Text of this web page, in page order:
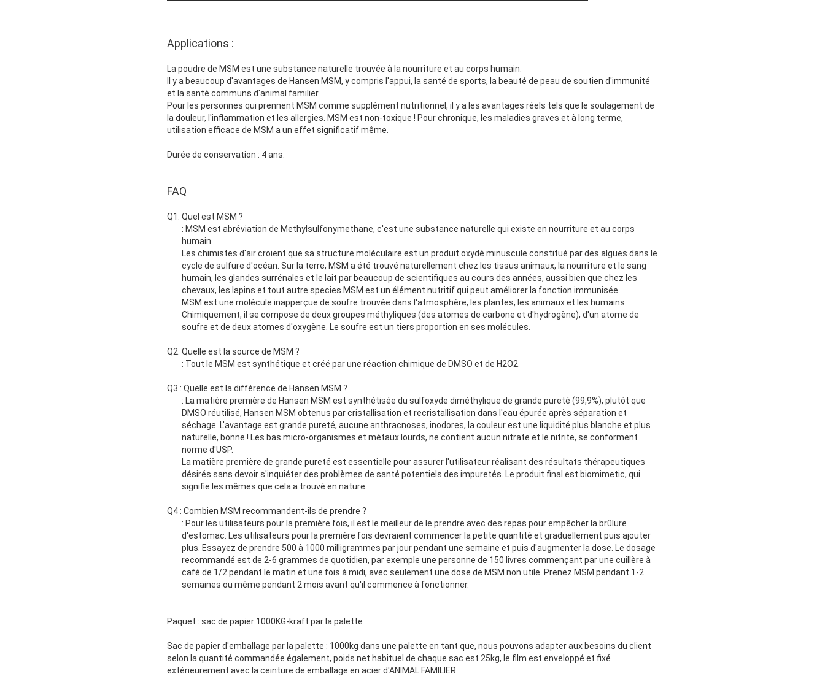
Applications :
La poudre de MSM est une substance naturelle trouvée à la nourriture et au corps humain.
Il y a beaucoup d'avantages de Hansen MSM, y compris l'appui, la santé de sports, la beauté de peau de soutien d'immunité
et la santé communs d'animal familier.
Pour les personnes qui prennent MSM comme supplément nutritionnel, il y a les avantages réels tels que le soulagement de
la douleur, l'inflammation et les allergies. MSM est non-toxique ! Pour chronique, les maladies graves et à long terme,
utilisation efficace de MSM a un effet significatif même.
Durée de conservation : 4 ans.
FAQ
Q1. Quel est MSM ?
: MSM est abréviation de Methylsulfonymethane, c'est une substance naturelle qui existe en nourriture et au corps
humain.
Les chimistes d'air croient que sa structure moléculaire est un produit oxydé minuscule constitué par des algues dans le
cycle de sulfure d'océan. Sur la terre, MSM a été trouvé naturellement chez les tissus animaux, la nourriture et le sang
humain, les glandes surrénales et le lait par beaucoup de scientifiques au cours des années, aussi bien que chez les
chevaux, les lapins et tout autre species.MSM est un élément nutritif qui peut améliorer la fonction immunisée.
MSM est une molécule inapperçue de soufre trouvée dans l'atmosphère, les plantes, les animaux et les humains.
Chimiquement, il se compose de deux groupes méthyliques (des atomes de carbone et d'hydrogène), d'un atome de
soufre et de deux atomes d'oxygène. Le soufre est un tiers proportion en ses molécules.
Q2. Quelle est la source de MSM ?
: Tout le MSM est synthétique et créé par une réaction chimique de DMSO et de H2O2.
Q3 : Quelle est la différence de Hansen MSM ?
: La matière première de Hansen MSM est synthétisée du sulfoxyde diméthylique de grande pureté (99,9%), plutôt que
DMSO réutilisé, Hansen MSM obtenus par cristallisation et recristallisation dans l'eau épurée après séparation et
séchage. L'avantage est grande pureté, aucune anthracnoses, inodores, la couleur est une liquidité plus blanche et plus
naturelle, bonne ! Les bas micro-organismes et métaux lourds, ne contient aucun nitrate et le nitrite, se conforment
norme d'USP.
La matière première de grande pureté est essentielle pour assurer l'utilisateur réalisant des résultats thérapeutiques
désirés sans devoir s'inquiéter des problèmes de santé potentiels des impuretés. Le produit final est biomimetic, qui
signifie les mêmes que cela a trouvé en nature.
Q4 : Combien MSM recommandent-ils de prendre ?
: Pour les utilisateurs pour la première fois, il est le meilleur de le prendre avec des repas pour empêcher la brûlure
d'estomac. Les utilisateurs pour la première fois devraient commencer la petite quantité et graduellement puis ajouter
plus. Essayez de prendre 500 à 1000 milligrammes par jour pendant une semaine et puis d'augmenter la dose. Le dosage
recommandé est de 2-6 grammes de quotidien, par exemple une personne de 150 livres commençant par une cuillère à
café de 1/2 pendant le matin et une fois à midi, avec seulement une dose de MSM non utile. Prenez MSM pendant 1-2
semaines ou même pendant 2 mois avant qu'il commence à fonctionner.
Paquet : sac de papier 1000KG-kraft par la palette
Sac de papier d'emballage par la palette : 1000kg dans une palette en tant que, nous pouvons adapter aux besoins du client
selon la quantité commandée également, poids net habituel de chaque sac est 25kg, le film est enveloppé et fixé
extérieurement avec la ceinture de emballage en acier d'ANIMAL FAMILIER.